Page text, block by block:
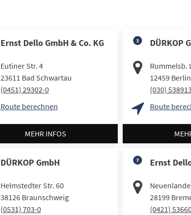
Ernst Dello GmbH & Co. KG
Eutiner Str. 4
23611 Bad Schwartau
(0451) 29302-0
Route berechnen
MEHR INFOS
3 DÜRKOP
Rummelsb.
12459 Berlin
(030)
Route
DÜRKOP GmbH
Helmstedter Str. 60
38126 Braunschweig
(0531) 703-0
7 Ernst
28199
(0421)